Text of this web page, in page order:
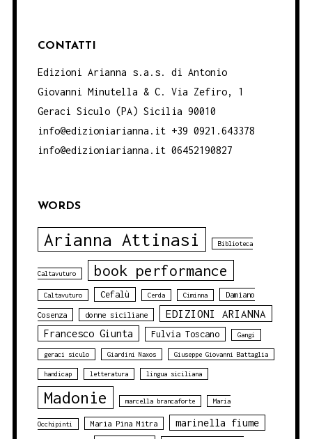
CONTATTI
Edizioni Arianna s.a.s. di Antonio
Giovanni Minutella & C. Via Zefiro, 1
Geraci Siculo (PA) Sicilia 90010
info@edizioniarianna.it +39 0921.643378
info@edizioniarianna.it 06452190827
WORDS
Arianna Attinasi Biblioteca
Caltavuturo book performance
Caltavuturo Cefalù Cerda Ciminna Damiano
Cosenza donne siciliane EDIZIONI ARIANNA
Francesco Giunta Fulvia Toscano Gangi
geraci siculo Giardini Naxos Giuseppe Giovanni Battaglia
handicap letteratura lingua siciliana
Madonie marcella brancaforte Maria
Occhipinti Maria Pina Mitra marinella fiume